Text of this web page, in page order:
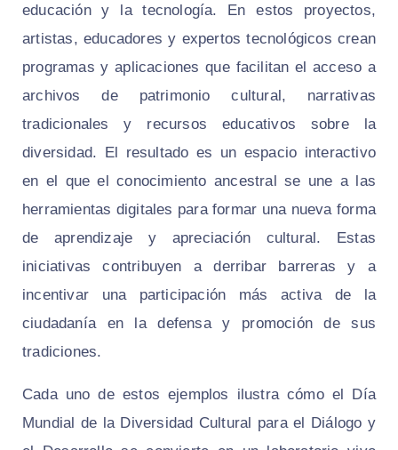
educación y la tecnología. En estos proyectos,
artistas, educadores y expertos tecnológicos crean
programas y aplicaciones que facilitan el acceso a
archivos de patrimonio cultural, narrativas
tradicionales y recursos educativos sobre la
diversidad. El resultado es un espacio interactivo
en el que el conocimiento ancestral se une a las
herramientas digitales para formar una nueva forma
de aprendizaje y apreciación cultural. Estas
iniciativas contribuyen a derribar barreras y a
incentivar una participación más activa de la
ciudadanía en la defensa y promoción de sus
tradiciones.
Cada uno de estos ejemplos ilustra cómo el Día
Mundial de la Diversidad Cultural para el Diálogo y